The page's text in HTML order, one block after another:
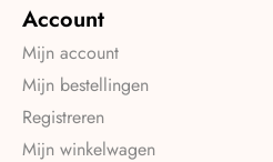
Account
Mijn account
Mijn bestellingen
Registreren
Mijn winkelwagen